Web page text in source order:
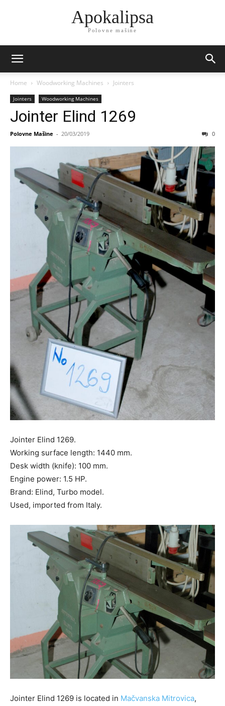
Apokalipsa
Polovne mašine
Home Woodworking Machines Jointers
Jointers Woodworking Machines
Jointer Elind 1269
Polovne Mašine - 20/03/2019 0
Jointer Elind 1269.
Working surface length: 1440 mm.
Desk width (knife): 100 mm.
Engine power: 1.5 HP.
Brand: Elind, Turbo model.
Used, imported from Italy.
Jointer Elind 1269 is located in Mačvanska Mitrovica,